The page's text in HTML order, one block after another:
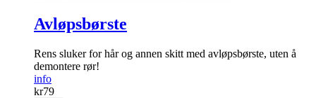
Avløpsbørste
Rens sluker for hår og annen skitt med avløpsbørste, uten å
demontere rør!
info
kr79